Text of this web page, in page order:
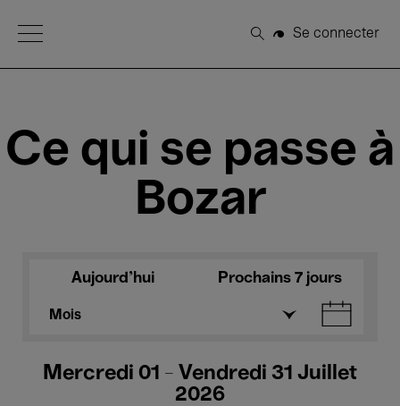
Open Menu
Rechercher
Se connecter
Ce qui se passe à
Bozar
Aujourd'hui Prochains 7 jours
Mois
Mercredi 01 - Vendredi 31 Juillet
2026